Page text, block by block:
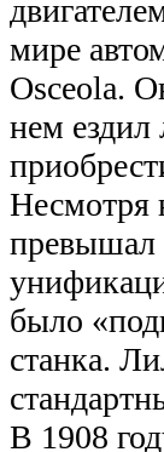
мире
Osceola.
нем ездил
Несмотря
превышал
было
станка.
В 1908